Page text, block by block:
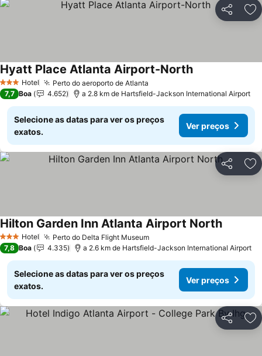
Partilhar
3 EstrelasHotel Perto do aeroporto de Atlanta
Hyatt Place Atlanta Airport-North
7,7 Boa 4.652 a 2.8 km de Hartsfield-Jackson International Airport
Selecione as datas para ver os preços
exatos.
Ver preços
Partilhar
3 EstrelasHotel Perto do Delta Flight Museum
Hilton Garden Inn Atlanta Airport North
7,8 Boa 4.335 a 2.6 km de Hartsfield-Jackson International Airport
Selecione as datas para ver os preços
exatos.
Ver preços
Partilhar